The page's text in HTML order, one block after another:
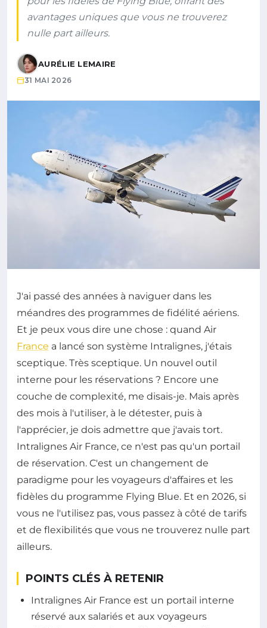
avantages uniques que vous ne trouverez
nulle part ailleurs.
AURÉLIE LEMAIRE
31 MAI 2026
J'ai passé des années à naviguer dans les
méandres des programmes de fidélité aériens.
Et je peux vous dire une chose : quand Air
France a lancé son système Intralignes, j'étais
sceptique. Très sceptique. Un nouvel outil
interne pour les réservations ? Encore une
couche de complexité, me disais-je. Mais après
des mois à l'utiliser, à le détester, puis à
l'apprécier, je dois admettre que j'avais tort.
Intralignes Air France, ce n'est pas qu'un portail
de réservation. C'est un changement de
paradigme pour les voyageurs d'affaires et les
fidèles du programme Flying Blue. Et en 2026, si
vous ne l'utilisez pas, vous passez à côté de tarifs
et de flexibilités que vous ne trouverez nulle part
ailleurs.
POINTS CLÉS À RETENIR
Intralignes Air France est un portail interne
réservé aux salariés et aux voyageurs